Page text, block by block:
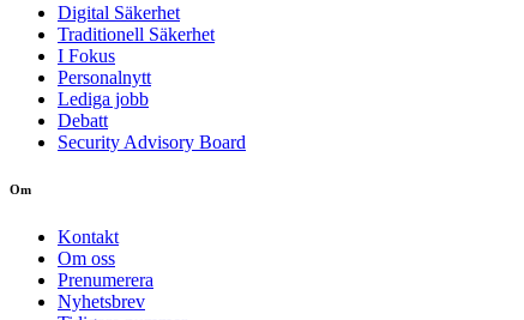
Digital Säkerhet
Traditionell Säkerhet
I Fokus
Personalnytt
Lediga jobb
Debatt
Security Advisory Board
Om
Kontakt
Om oss
Prenumerera
Nyhetsbrev